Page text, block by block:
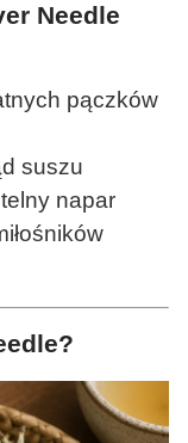
Needle
pączków
suszu
napar